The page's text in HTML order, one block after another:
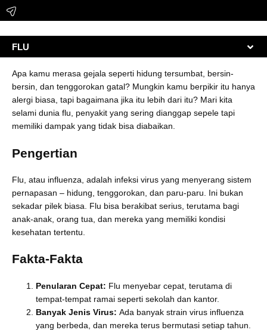
FLU
Apa kamu merasa gejala seperti hidung tersumbat, bersin-
bersin, dan tenggorokan gatal? Mungkin kamu berpikir itu hanya
alergi biasa, tapi bagaimana jika itu lebih dari itu? Mari kita
selami dunia flu, penyakit yang sering dianggap sepele tapi
memiliki dampak yang tidak bisa diabaikan.
Pengertian
Flu, atau influenza, adalah infeksi virus yang menyerang sistem
pernapasan – hidung, tenggorokan, dan paru-paru. Ini bukan
sekadar pilek biasa. Flu bisa berakibat serius, terutama bagi
anak-anak, orang tua, dan mereka yang memiliki kondisi
kesehatan tertentu.
Fakta-Fakta
Penularan Cepat: Flu menyebar cepat, terutama di
tempat-tempat ramai seperti sekolah dan kantor.
Banyak Jenis Virus: Ada banyak strain virus influenza
yang berbeda, dan mereka terus bermutasi setiap tahun.